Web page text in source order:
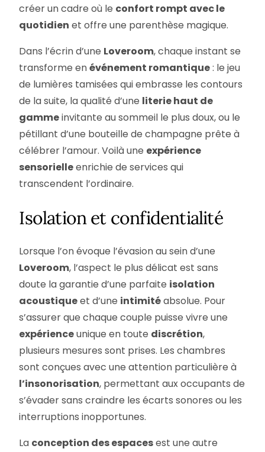
créer un cadre où le confort rompt avec le
quotidien et offre une parenthèse magique.
Dans l’écrin d’une Loveroom, chaque instant se
transforme enévénement romantique: le jeu
de lumières tamisées qui embrasse les contours
de la suite, la qualité d’une literie haut de
gammeinvitante au sommeil le plus doux, ou le
pétillant d’une bouteille de champagne prête à
célébrer l’amour. Voilà une expérience
sensorielleenrichie de services qui
transcendent l’ordinaire.
Isolation et confidentialité
Lorsque l’on évoque l’évasion au sein d’une
Loveroom, l’aspect le plus délicat est sans
doute la garantie d’une parfaite isolation
acoustiqueet d’une intimitéabsolue. Pour
s’assurer que chaque couple puisse vivre une
expérienceunique en toute discrétion,
plusieurs mesures sont prises. Les chambres
sont conçues avec une attention particulière à
l’insonorisation, permettant aux occupants de
s’évader sans craindre les écarts sonores ou les
interruptions inopportunes.
La conception des espacesest une autre